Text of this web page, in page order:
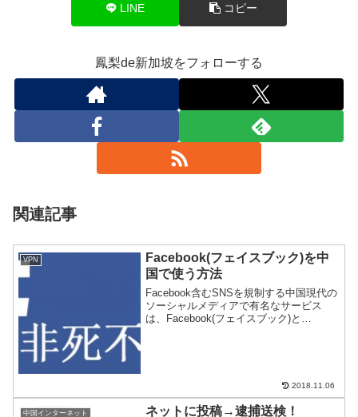
LINE コピー
鳳梨de新加坡をフォローする
関連記事
VPN
Facebook(フェイスブック)を中
国で使う方法
Facebook含むSNSを規制する中国現代の
ソーシャルメディアで有名なサービス
は、Facebook(フェイスブック)と
2018.11.06
中国インターネット ネットに投稿→逮捕送検！